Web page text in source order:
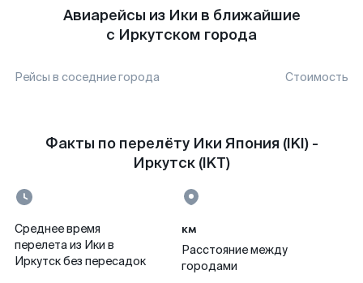
Авиарейсы из Ики в ближайшие
с Иркутском города
Рейсы в соседние города Стоимость
Факты по перелёту Ики Япония (IKI) -
Иркутск (IKT)
Среднее время
перелета из Ики в
Иркутск без пересадок
км
Расстояние между
городами